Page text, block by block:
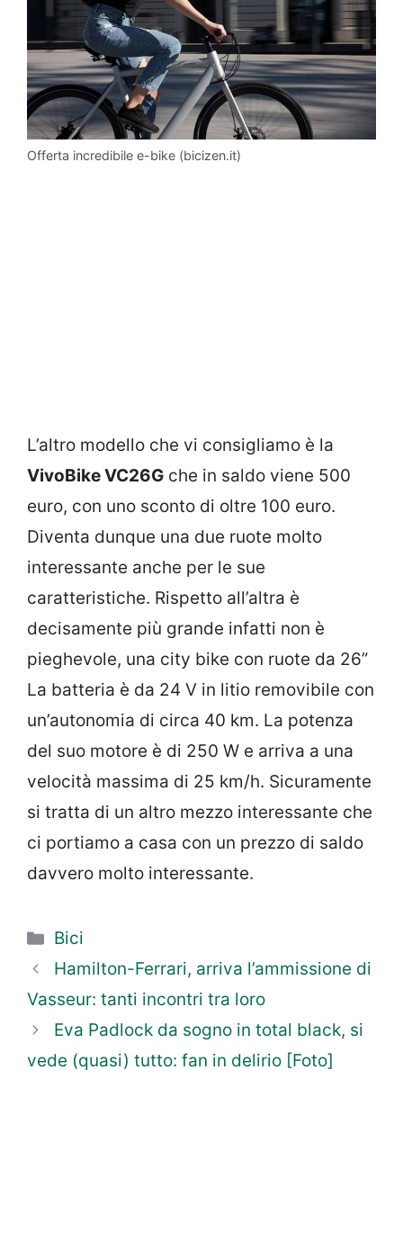
Offerta incredibile e-bike (bicizen.it)
L’altro modello che vi consigliamo è la
VivoBike VC26G che in saldo viene 500
euro, con uno sconto di oltre 100 euro.
Diventa dunque una due ruote molto
interessante anche per le sue
caratteristiche. Rispetto all’altra è
decisamente più grande infatti non è
pieghevole, una city bike con ruote da 26”
La batteria è da 24 V in litio removibile con
un’autonomia di circa 40 km. La potenza
del suo motore è di 250 W e arriva a una
velocità massima di 25 km/h. Sicuramente
si tratta di un altro mezzo interessante che
ci portiamo a casa con un prezzo di saldo
davvero molto interessante.
Categorie
Bici
Hamilton-Ferrari, arriva l’ammissione di
Vasseur: tanti incontri tra loro
Eva Padlock da sogno in total black, si
vede (quasi) tutto: fan in delirio [Foto]